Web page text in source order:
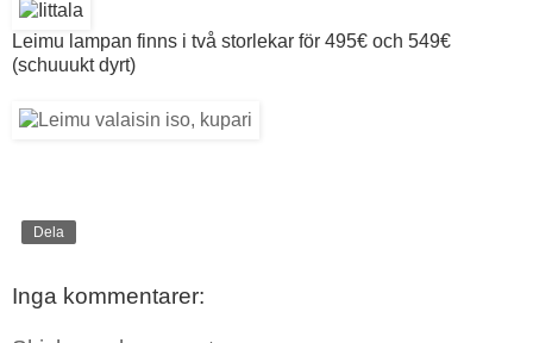
Leimu lampan finns i två storlekar för 495€ och 549€
(schuuukt dyrt)
Dela
Inga kommentarer: